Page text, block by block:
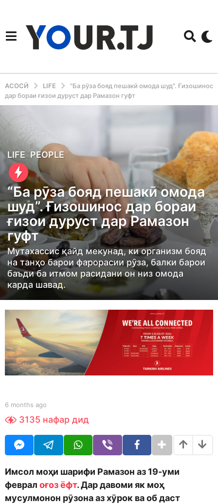
АСОСӢ LIFE
"Ба рӯза бояд пешакӣ омода шуд". Ғизошинос
дар бораи ғизои дуруст дар Рамазон гуфт
6
m
o
n
t
h
s
a
g
o
6
m
o
h
s
a
o
LIFE ,PEOPLE
“Ба рӯза бояд пешакӣ омода
шуд”. Ғизошинос дар бораи
ғизои дуруст дар Рамазон
гуфт
Мутахассис қайд мекунад, ки организм бояд
на танҳо барои фарорасии рӯза, балки барои
баъди ба итмом расидани он низ омода
карда шавад.
b
S
h
d
o
6 months ago
o
t
h
a
o
3135 нафар дид
Имсол моҳи шарифи Рамазон аз 19-уми
феврал оғоз ёфт. Дар давоми як моҳ
мусулмонон рӯзона аз хӯрок ва об даст